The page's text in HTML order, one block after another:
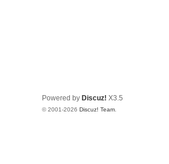
Powered by Discuz! X3.5
© 2001-2026 Discuz! Team